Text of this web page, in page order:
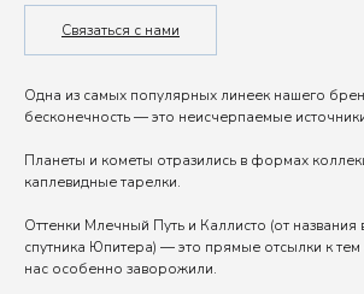
Связаться с нами
Одна из самых популярных линеек нашего
бесконечность — это неисчерпаемые
Планеты и кометы отразились в формах
каплевидные тарелки.
Оттенки Млечный Путь и Каллисто (от
спутника Юпитера) — это прямые отсылки к
нас особенно заворожили.